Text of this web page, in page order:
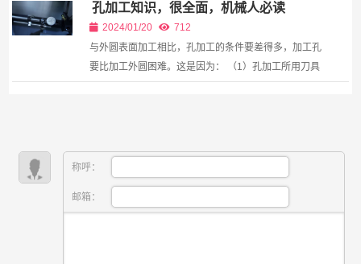
普通电机只能在工频附近长时间工作，而变频电机...
孔加工知识，很全面，机械人必读
2024/01/20
712
与外圆表面加工相比，孔加工的条件要差得多，加工孔
要比加工外圆困难。这是因为： （1）孔加工所用刀具
称呼：
邮箱：